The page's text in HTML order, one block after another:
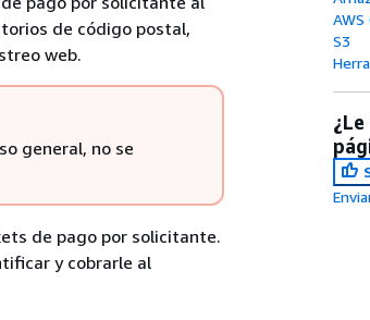
de código postal,
web.
general, no se
de pago por solicitante.
y cobrarle al
S3